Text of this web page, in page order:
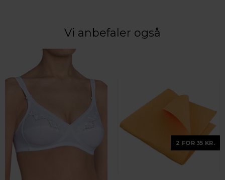
Vi anbefaler også
2 FOR 35 KR.